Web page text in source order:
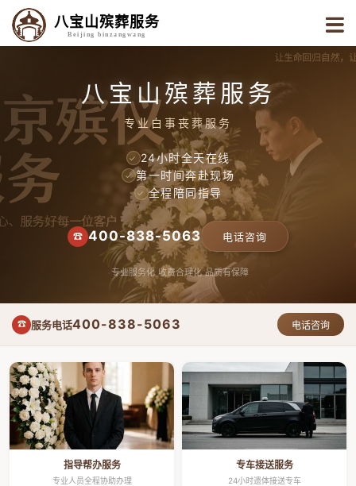
八宝山殡葬服务
Beijing binzangwang
八宝山殡葬服务
专业白事丧葬服务
✓ 24小时全天在线
✓ 第一时间奔赴现场
✓ 全程陪同指导
☎ 400-838-5063 电话咨询
专业服务化 收费合理化 品质有保障
☎ 服务电话400-838-5063 电话咨询
指导帮办服务
专业人员全程协助办理
专车接送服务
24小时遗体接送专车